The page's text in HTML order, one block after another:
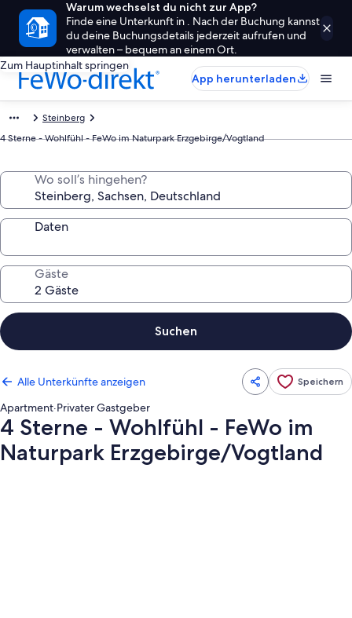
Warum wechselst du nicht zur App?
Finde eine Unterkunft in . Nach der Buchung kannst
du deine Buchungsdetails jederzeit aufrufen und
verwalten – bequem an einem Ort.
Zum Hauptinhalt springen
App herunterladen
Steinberg
4 Sterne - Wohlfühl - FeWo im Naturpark Erzgebirge/Vogtland
Wo soll’s hingehen?
Daten
Gäste
Suchen
Alle Unterkünfte anzeigen Speichern
Apartment·Privater Gastgeber
4 Sterne - Wohlfühl - FeWo im
Naturpark Erzgebirge/Vogtland